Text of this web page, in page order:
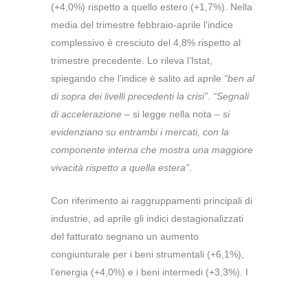
(+4,0%) rispetto a quello estero (+1,7%). Nella
media del trimestre febbraio-aprile l’indice
complessivo è cresciuto del 4,8% rispetto al
trimestre precedente. Lo rileva l’Istat,
spiegando che l’indice è salito ad aprile “ben al
di sopra dei livelli precedenti la crisi” “Segnali
di accelerazione – si legge nella nota – si
evidenziano su entrambi i mercati, con la
componente interna che mostra una maggiore
vivacità rispetto a quella estera”
Con riferimento ai raggruppamenti principali di
industrie, ad aprile gli indici destagionalizzati
del fatturato segnano un aumento
congiunturale per i beni strumentali (+6,1%),
l’energia (+4,0%) e i beni intermedi (+3,3%). I